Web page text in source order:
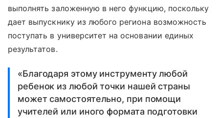
выполнять заложенную в него функцию, поскольку
дает выпускнику из любого региона возможность
поступать в университет на основании единых
результатов.
«Благодаря этому инструменту любой
ребенок из любой точки нашей страны
может самостоятельно, при помощи
учителей или иного формата подготовки